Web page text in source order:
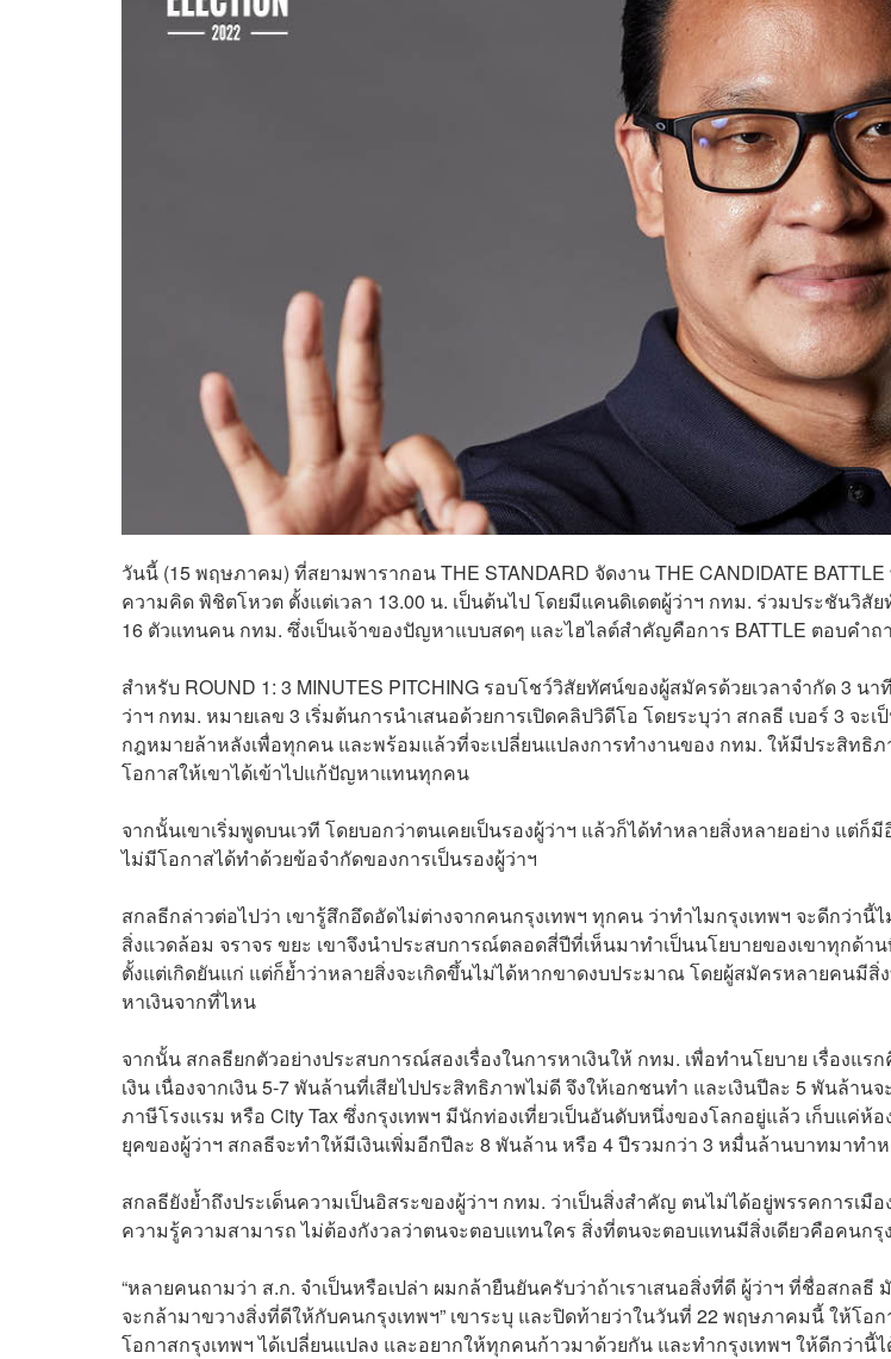
วันนี้ (15 พฤษภาคม) ที่สยามพารากอน THE STANDARD จัดงาน THE CANDIDATE
ความคิด พิชิตโหวต ตั้งแต่เวลา 13.00 น. เป็นต้นไป โดยมีแคนดิเดตผู้ว่าฯ กทม. ร่วมประชันวิสั
16 ตัวแทนคน กทม. ซึ่งเป็นเจ้าของปัญหาแบบสดๆ และไฮไลต์สำคัญคือการ BATTLE ตอบคำถ
สำหรับ ROUND 1: 3 MINUTES PITCHING รอบโชว์วิสัยทัศน์ของผู้สมัครด้วยเวลาจำกัด 3 น
ว่าฯ กทม. หมายเลข 3 เริ่มต้นการนำเสนอด้วยการเปิดคลิปวิดีโอ โดยระบุว่า สกลธี เบอร์ 3 จะ
กฎหมายล้าหลังเพื่อทุกคน และพร้อมแล้วที่จะเปลี่ยนแปลงการทำงานของ กทม. ให้มีประสิทธิ
โอกาสให้เขาได้เข้าไปแก้ปัญหาแทนทุกคน
จากนั้นเขาเริ่มพูดบนเวที โดยบอกว่าตนเคยเป็นรองผู้ว่าฯ แล้วก็ได้ทำหลายสิ่งหลายอย่าง แต่ก็
ไม่มีโอกาสได้ทำด้วยข้อจำกัดของการเป็นรองผู้ว่าฯ
สกลธีกล่าวต่อไปว่า เขารู้สึกอึดอัดไม่ต่างจากคนกรุงเทพฯ ทุกคน ว่าทำไมกรุงเทพฯ จะดีกว่านี้
สิ่งแวดล้อม จราจร ขยะ เขาจึงนำประสบการณ์ตลอดสี่ปีที่เห็นมาทำเป็นนโยบายของเขาทุกด้า
ตั้งแต่เกิดยันแก่ แต่ก็ย้ำว่าหลายสิ่งจะเกิดขึ้นไม่ได้หากขาดงบประมาณ โดยผู้สมัครหลายคนมีสิ่
หาเงินจากที่ไหน
จากนั้น สกลธียกตัวอย่างประสบการณ์สองเรื่องในการหาเงินให้ กทม. เพื่อทำนโยบาย เรื่องแร
เงิน เนื่องจากเงิน 5-7 พันล้านที่เสียไปประสิทธิภาพไม่ดี จึงให้เอกชนทำ และเงินปีละ 5 พันล้าน
ภาษีโรงแรม หรือ City Tax ซึ่งกรุงเทพฯ มีนักท่องเที่ยวเป็นอันดับหนึ่งของโลกอยู่แล้ว เก็บแค่ห้
ยุคของผู้ว่าฯ สกลธีจะทำให้มีเงินเพิ่มอีกปีละ 8 พันล้าน หรือ 4 ปีรวมกว่า 3 หมื่นล้านบาทมาทำห
สกลธียังย้ำถึงประเด็นความเป็นอิสระของผู้ว่าฯ กทม. ว่าเป็นสิ่งสำคัญ ตนไม่ได้อยู่พรรคการเมื
ความรู้ความสามารถ ไม่ต้องกังวลว่าตนจะตอบแทนใคร สิ่งที่ตนจะตอบแทนมีสิ่งเดียวคือคนกรุ
“หลายคนถามว่า ส.ก. จำเป็นหรือเปล่า ผมกล้ายืนยันครับว่าถ้าเราเสนอสิ่งที่ดี ผู้ว่าฯ ที่ชื่อสกล
จะกล้ามาขวางสิ่งที่ดีให้กับคนกรุงเทพฯ” เขาระบุ และปิดท้ายว่าในวันที่ 22 พฤษภาคมนี้ ให้โอ
โอกาสกรุงเทพฯ ได้เปลี่ยนแปลง และอยากให้ทุกคนก้าวมาด้วยกัน และทำกรุงเทพฯ ให้ดีกว่านี้